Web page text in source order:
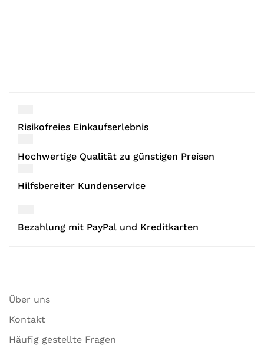
Risikofreies Einkaufserlebnis
Hochwertige Qualität zu günstigen Preisen
Hilfsbereiter Kundenservice
Bezahlung mit PayPal und Kreditkarten
Über uns
Kontakt
Häufig gestellte Fragen